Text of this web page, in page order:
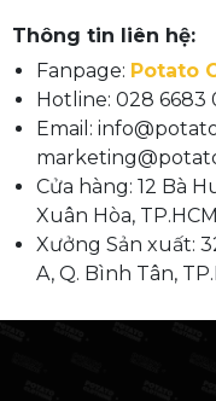
Thông tin liên hệ:
Fanpage: Potato
Hotline: 028 6683
Email:
Cửa hàng: 12 Bà
Xuân Hòa, TP.HCM
Xưởng Sản xuất:
A, Q. Bình Tân,